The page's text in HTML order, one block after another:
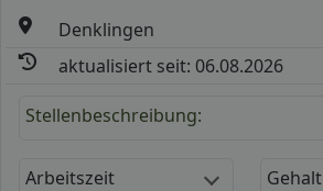
Denklingen
aktualisiert seit: 06.08.2026
Stellenbeschreibung:
Arbeitszeit Gehalt